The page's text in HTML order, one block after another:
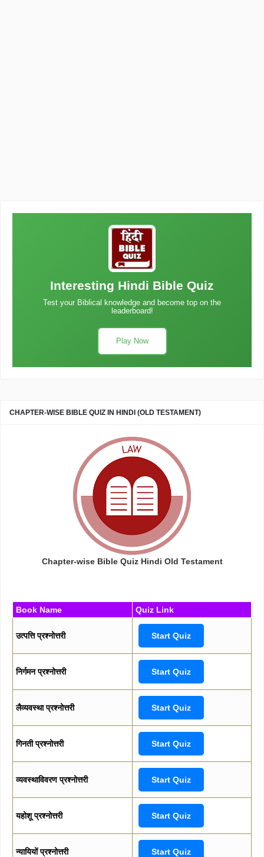
Interesting Hindi Bible Quiz
Test your Biblical knowledge and become top on the
leaderboard!
Play Now
CHAPTER-WISE BIBLE QUIZ IN HINDI (OLD TESTAMENT)
Chapter-wise Bible Quiz Hindi Old Testament
Book Name Quiz Link
उत्पत्ति प्रश्नोत्तरी Start Quiz
निर्गमन प्रश्नोत्तरी Start Quiz
लैव्यवस्था प्रश्नोत्तरी Start Quiz
गिनती प्रश्नोत्तरी Start Quiz
व्यवस्थाविवरण प्रश्नोत्तरी Start Quiz
यहोशू प्रश्नोत्तरी Start Quiz
न्यायियों प्रश्नोत्तरी Start Quiz